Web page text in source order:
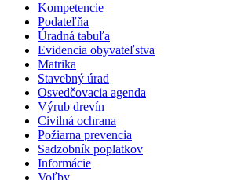
Kompetencie
Podateľňa
Úradná tabuľa
Evidencia obyvateľstva
Matrika
Stavebný úrad
Osvedčovacia agenda
Výrub drevín
Civilná ochrana
Požiarna prevencia
Sadzobník poplatkov
Informácie